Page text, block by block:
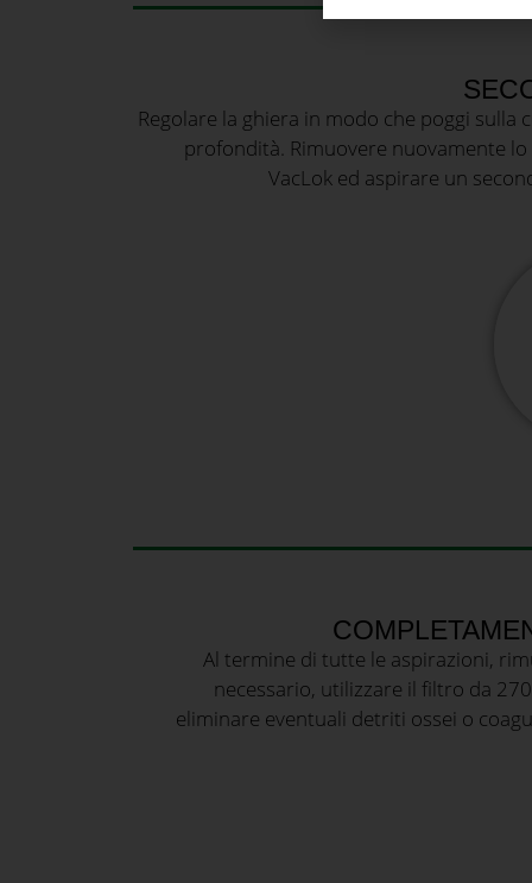
Regolare la ghiera in modo che poggi
profondità. Rimuovere nuovamente
VacLok ed aspirare un
Al termine di tutte le aspirazioni,
necessario, utilizzare il filtro da
eliminare eventuali detriti ossei o